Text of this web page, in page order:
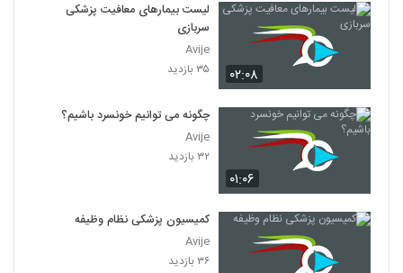
۰۲:۰۸
لیست بیمارهای معافیت پزشکی
سربازی
Avije
۳۵ بازدید
۰۱:۰۶
چگونه می توانیم خونسرد باشیم؟
Avije
۳۲ بازدید
کمیسیون پزشکی نظام وظیفه
Avije
۳۶ بازدید